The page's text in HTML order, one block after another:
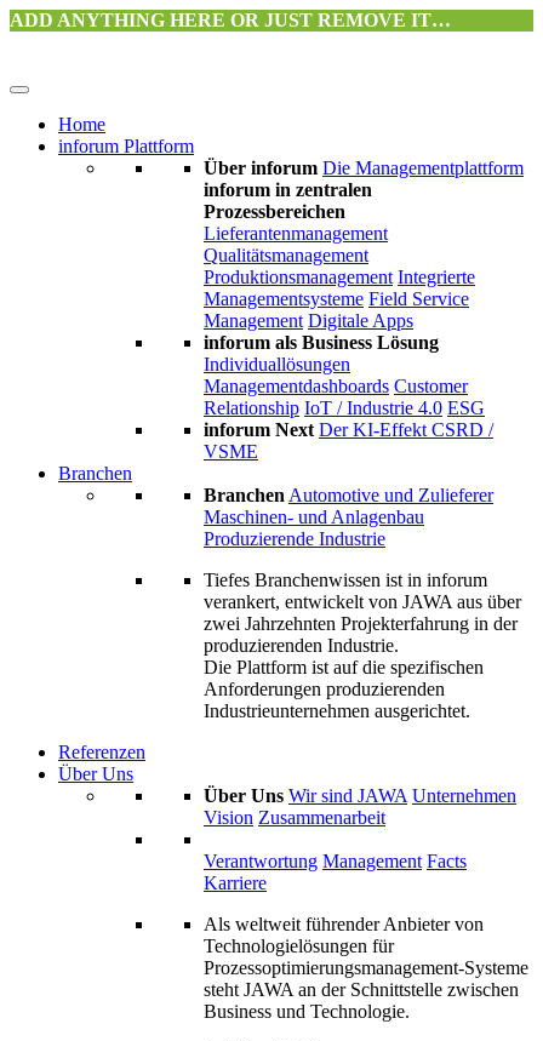
ADD ANYTHING HERE OR JUST REMOVE IT…
Home
inforum Plattform
Über inforum Die Managementplattform
inforum in zentralen
Prozessbereichen
Lieferantenmanagement
Qualitätsmanagement
Produktionsmanagement Integrierte
Managementsysteme Field Service
Management Digitale Apps
inforum als Business Lösung
Individuallösungen
Managementdashboards Customer
Relationship IoT / Industrie 4.0 ESG
inforum Next Der KI-Effekt CSRD /
VSME
Branchen
Branchen Automotive und Zulieferer
Maschinen- und Anlagenbau
Produzierende Industrie
Tiefes Branchenwissen ist in inforum
verankert, entwickelt von JAWA aus über
zwei Jahrzehnten Projekterfahrung in der
produzierenden Industrie.
Die Plattform ist auf die spezifischen
Anforderungen produzierenden
Industrieunternehmen ausgerichtet.
Referenzen
Über Uns
Über Uns Wir sind JAWA Unternehmen
Vision Zusammenarbeit
Verantwortung Management Facts
Karriere
Als weltweit führender Anbieter von
Technologielösungen für
Prozessoptimierungs­management-Systeme
steht JAWA an der Schnittstelle zwischen
Business und Technologie.